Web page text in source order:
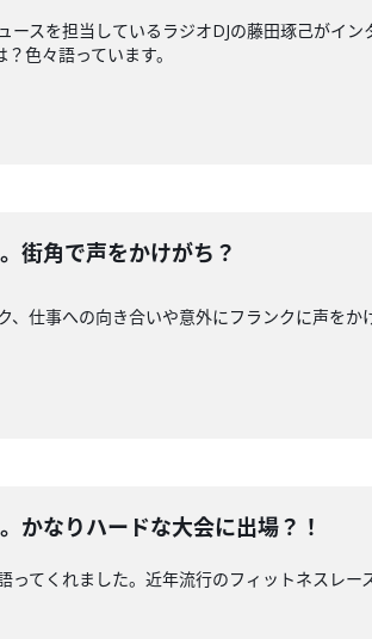
ースを担当しているラジオDJの藤田琢己がイ
色々語っています。
街角で声をかけがち？
仕事への向き合いや意外にフランクに声をか
かなりハードな大会に出場？！
ってくれました。近年流行のフィットネスレ